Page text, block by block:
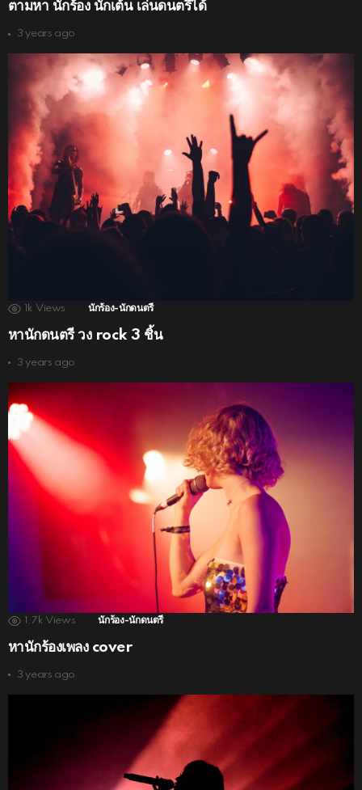
ตามหา นักร้อง นักเต้น เล่นดนตรีได้
3 years ago
1k Views นักร้อง-นักดนตรี
หานักดนตรี วง rock 3 ชิ้น
3 years ago
1.7k Views นักร้อง-นักดนตรี
หานักร้องเพลง cover
3 years ago